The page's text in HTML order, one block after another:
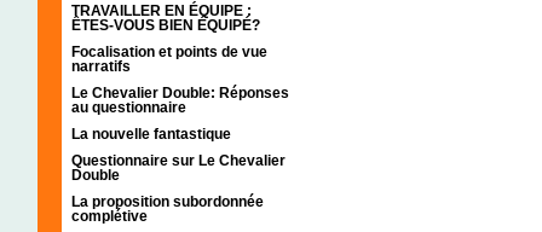
TRAVAILLER EN ÉQUIPE :
ÊTES-VOUS BIEN ÉQUIPÉ?
Focalisation et points de vue
narratifs
Le Chevalier Double: Réponses
au questionnaire
La nouvelle fantastique
Questionnaire sur Le Chevalier
Double
La proposition subordonnée
complétive